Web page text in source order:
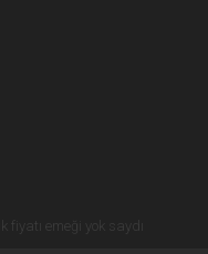
fiyatı emeği yok saydı